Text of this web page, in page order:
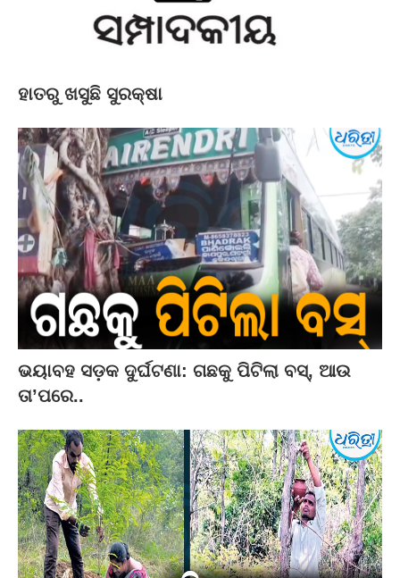
ହାତରୁ ଖସୁଛି ସୁରକ୍ଷା
ଭୟାବହ ସଡ଼କ ଦୁର୍ଘଟଣା: ଗଛକୁ ପିଟିଲା ବସ୍‌, ଆଉ
ତା’ପରେ..